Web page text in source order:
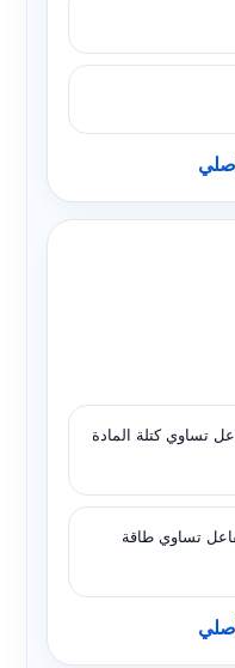
تساوي كتلة المادة
تساوي طاقة